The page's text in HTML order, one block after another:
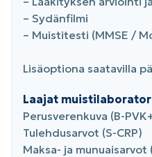
– Sydänfilmi
– Muistitesti (MMSE /
Lisäoptiona saatavilla
Laajat
Perusverenkuva (B-
Tulehdusarvot (S-CRP)
Maksa- ja munuaisarvot